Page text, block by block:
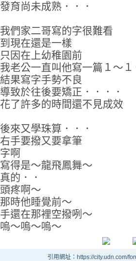
發育尚未成熟．．．
我們家二哥寫的字很難看
到現在還是一樣
只因在上幼稚園前
我老公一直叫他寫一篇１～
結果寫字手勢不良
導致於往後要矯正．．．．
花了許多的時間還不見成效
後來又學珠算．．．
右手要撥又要拿筆
字啊
寫得是～龍飛鳳舞～
真的．．
頭疼啊～
那時他睡覺前～
手還在那裡空撥咧～
嗚～嗚～嗚～
引用網址：https://city.udn.com/